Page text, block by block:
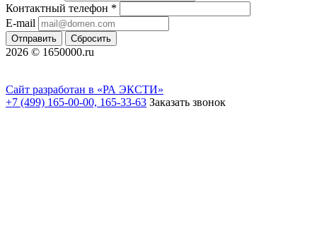
Контактный телефон *
E-mail
Отправить Сбросить
2026 © 1650000.ru
Сайт разработан в «РА ЭКСТИ»
+7 (499) 165-00-00, 165-33-63 Заказать звонок